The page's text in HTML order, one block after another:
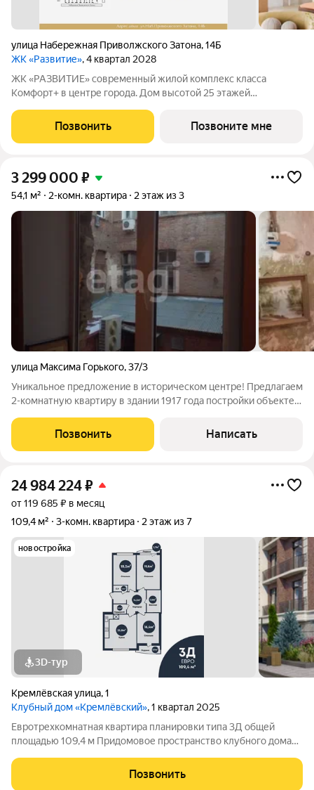
улица Набережная Приволжского Затона,14Б
ЖК «Развитие», 4 квартал 2028
ЖК «РАЗВИТИЕ» современный жилой комплекс класса
Комфорт+ в центре города. Дом высотой 25 этажей
«РАЗВИТИЕ» уникальные видовые характеристики из окон
открываются панорамы на Приволжский затон, Волгу,
Позвонить Позвоните мне
3 299 000 ₽
54,1 м² 2-комн. квартира 2 этаж из 3
улица Максима Горького,37/3
Уникальное предложение в историческом центре! Предлагаем
2-комнатную квартиру в здании 1917 года постройки объекте
Особенности: 3-этажный исторический дом с уникальной
архитектурой
Позвонить Написать
24 984 224₽
от 119 685 ₽ в месяц
109,4 м²
3-комн. квартира 2 этаж из 7
новостройка
3D-тур
Кремлёвская улица,1
Клубный дом «Кремлёвский», 1 квартал 2025
Евротрехкомнатная квартира планировки типа 3Д общей
площадью 109,4 м Придомовое пространство клубного дома
паркинг на 53 парковочных места Детские площадки Зона
work-out и business lounge
Позвонить